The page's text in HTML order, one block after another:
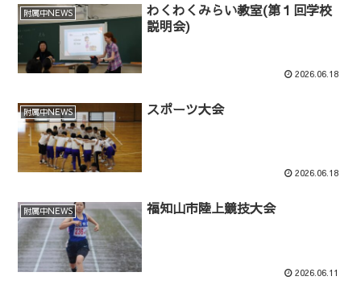
附属中NEWS
わくわくみらい教室(第１回学校
説明会)
2026.06.18
附属中NEWS スポーツ大会
2026.06.18
附属中NEWS 福知山市陸上競技大会
2026.06.11